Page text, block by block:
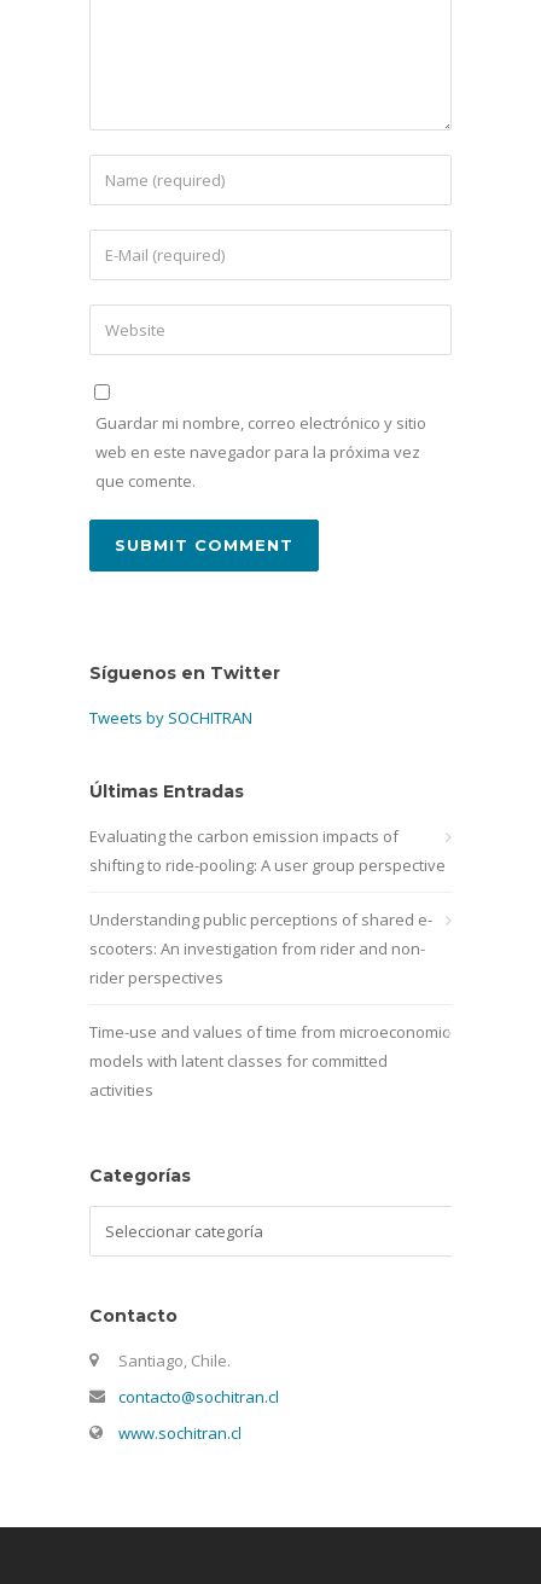
Guardar mi nombre, correo electrónico y sitio
web en este navegador para la próxima vez
que comente.
Síguenos en Twitter
Tweets by SOCHITRAN
Últimas Entradas
Evaluating the carbon emission impacts of
shifting to ride-pooling: A user group perspective
Understanding public perceptions of shared e-
scooters: An investigation from rider and non-
rider perspectives
Time-use and values of time from microeconomic
models with latent classes for committed
activities
Categorías
Contacto
Santiago, Chile.
contacto@sochitran.cl
www.sochitran.cl